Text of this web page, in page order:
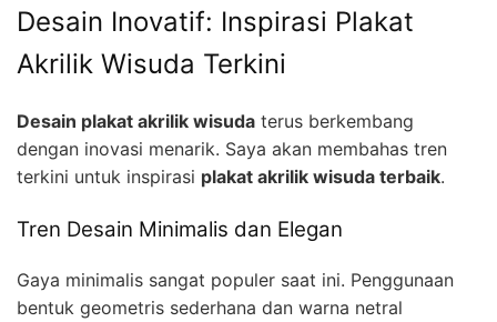
Desain Inovatif: Inspirasi Plakat
Akrilik Wisuda Terkini
Desain plakat akrilik wisuda terus berkembang
dengan inovasi menarik. Saya akan membahas tren
terkini untuk inspirasi plakat akrilik wisuda terbaik.
Tren Desain Minimalis dan Elegan
Gaya minimalis sangat populer saat ini. Penggunaan
bentuk geometris sederhana dan warna netral